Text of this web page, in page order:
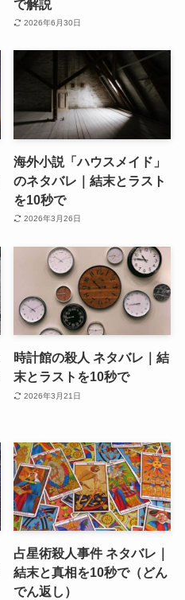
で解説
2026年6月30日
海外小説「ハウスメイド」
のネタバレ｜結末とラスト
を10秒で
2026年3月26日
時計館の殺人 ネタバレ｜結
末とラストを10秒で
2026年3月21日
占星術殺人事件 ネタバレ｜
結末と真相を10秒で（どん
でん返し）